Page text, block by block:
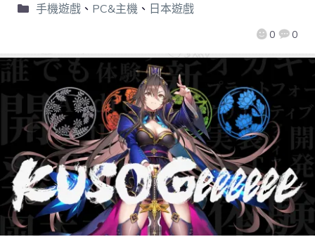
0 0
手機遊戲、 PC&主機 、 日本遊戲